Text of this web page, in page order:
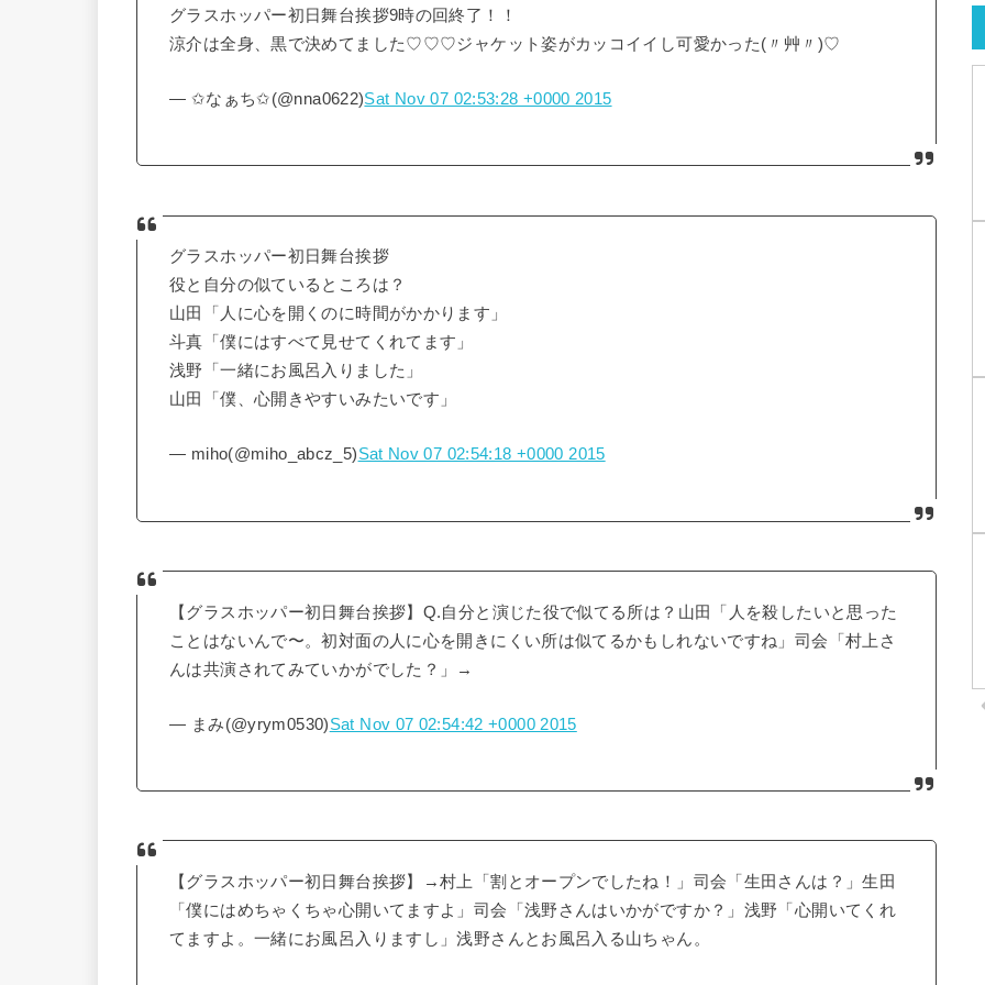
グラスホッパー初日舞台挨拶9時の回終了！！
涼介は全身、黒で決めてました♡♡♡ジャケット姿がカッコイイし可愛かった(〃艸〃)♡
— ✩なぁち✩(@nna0622)Sat Nov 07 02:53:28 +0000 2015
グラスホッパー初日舞台挨拶
役と自分の似ているところは？
山田「人に心を開くのに時間がかかります」
斗真「僕にはすべて見せてくれてます」
浅野「一緒にお風呂入りました」
山田「僕、心開きやすいみたいです」
— miho(@miho_abcz_5)Sat Nov 07 02:54:18 +0000 2015
【グラスホッパー初日舞台挨拶】Q.自分と演じた役で似てる所は？山田「人を殺したいと思った
ことはないんで〜。初対面の人に心を開きにくい所は似てるかもしれないですね」司会「村上さ
んは共演されてみていかがでした？」→
— まみ(@yrym0530)Sat Nov 07 02:54:42 +0000 2015
【グラスホッパー初日舞台挨拶】→村上「割とオープンでしたね！」司会「生田さんは？」生田
「僕にはめちゃくちゃ心開いてますよ」司会「浅野さんはいかがですか？」浅野「心開いてくれ
てますよ。一緒にお風呂入りますし」浅野さんとお風呂入る山ちゃん。